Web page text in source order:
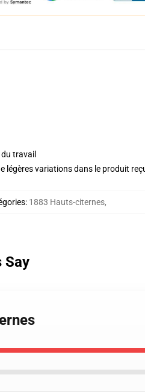
travail
légères variations dans le produit
: 1883 Hauts-citernes,
Say